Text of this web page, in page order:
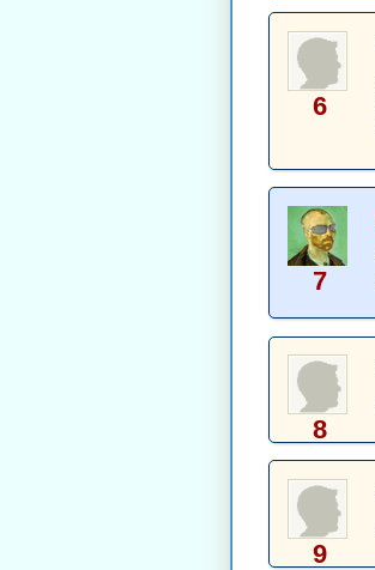
6
7
8
9